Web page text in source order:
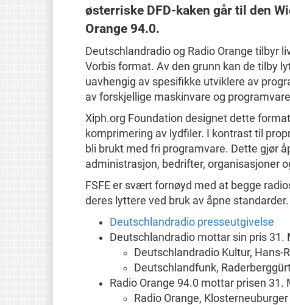
østerriske DFD-kaken går til den
Orange 94.0.
Deutschlandradio og Radio Orange tilbyr
Vorbis format. Av den grunn kan de tilby
uavhengig av spesifikke utviklere av
av forskjellige maskinvare og
Xiph.org Foundation designet dette
komprimering av lydfiler. I kontrast til
bli brukt med fri programvare. Dette gjør
administrasjon, bedrifter, organisasjoner
FSFE er svært fornøyd med at begge
deres lyttere ved bruk av åpne standarder.
Deutschlandradio presseutgivelse
Deutschlandradio mottar sin pris 31.
Deutschlandradio Kultur, Hans-
Deutschlandfunk,
Radio Orange 94.0 mottar prisen 31.
Radio Orange,